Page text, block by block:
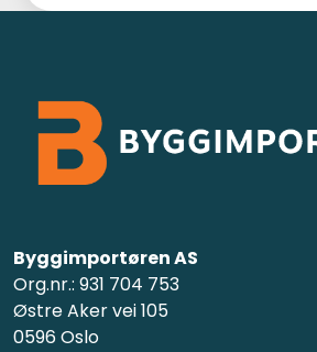
Byggimportøren AS
Org.nr.: 931 704 753
Østre Aker vei 105
0596 Oslo